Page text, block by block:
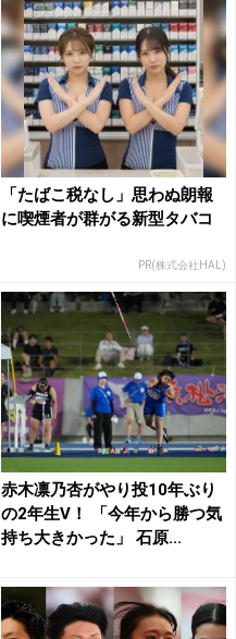
「たばこ税なし」思わぬ朗報
に喫煙者が群がる新型タバコ
PR(株式会社HAL)
赤木凛乃杏がやり投10年ぶり
の2年生V！ 「今年から勝つ気
持ち大きかった」 石原...